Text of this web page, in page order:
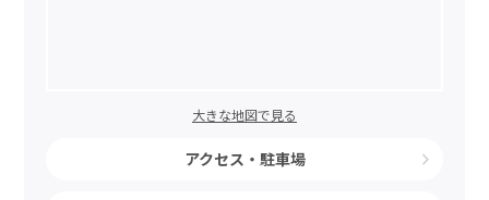
大きな地図で見る
アクセス・駐車場